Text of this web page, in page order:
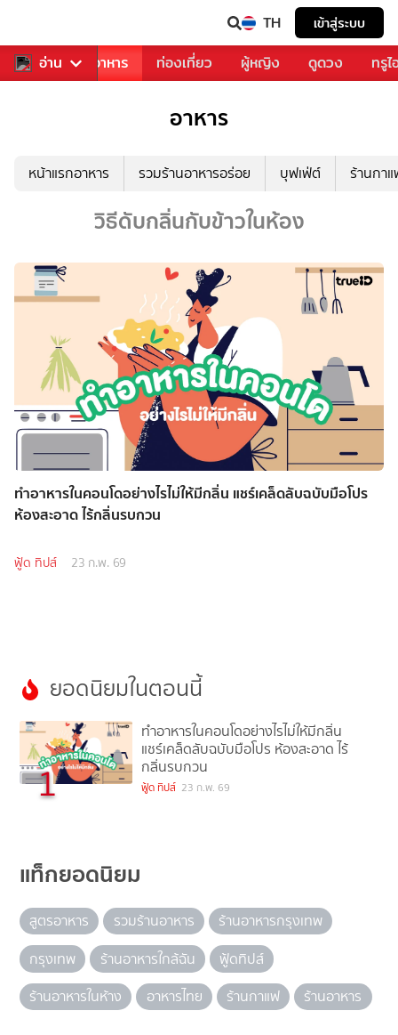
TH เข้าสู่ระบบ
อ่าน
การเพลง อาหาร ท่องเที่ยว ผู้หญิง ดูดวง ทรู
อาหาร
หน้าแรกอาหาร รวมร้านอาหารอร่อย บุฟเฟ่ต์ ร้านกา
วิธีดับกลิ่นกับข้าวในห้อง
ทำอาหารในคอนโดอย่างไรไม่ให้มีกลิ่น แชร์เคล็ดลับฉบับมือโปร
ห้องสะอาด ไร้กลิ่นรบกวน
ฟู้ด ทิปส์ 23 ก.พ. 69
ยอดนิยมในตอนนี้
1
ทำอาหารในคอนโดอย่างไรไม่ให้มีกลิ่น
แชร์เคล็ดลับฉบับมือโปร ห้องสะอาด ไร้
กลิ่นรบกวน
ฟู้ด ทิปส์ 23 ก.พ. 69
แท็กยอดนิยม
สูตรอาหาร รวมร้านอาหาร
ร้านอาหารกรุงเทพ
กรุงเทพ
ร้านอาหารใกล้ฉัน
ฟู้ดทิปส์
ร้านอาหารในห้าง
อาหารไทย ร้านกาแฟ ร้านอาหาร